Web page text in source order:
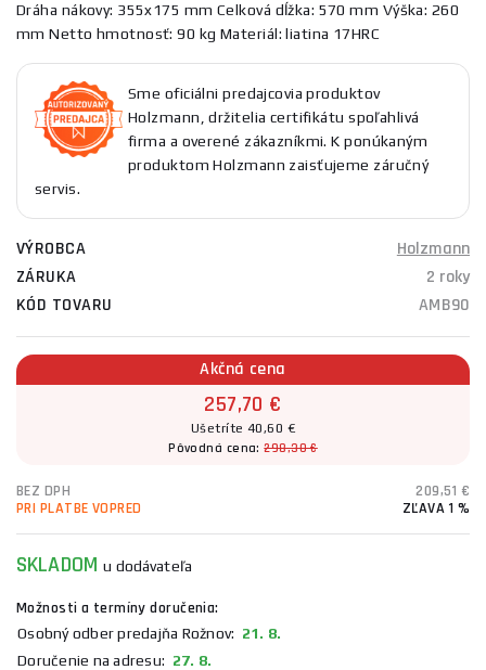
Dráha nákovy: 355x175 mm Celková dĺžka: 570 mm Výška: 260
mm Netto hmotnosť: 90 kg Materiál: liatina 17HRC
Sme oficiálni predajcovia produktov
Holzmann, držitelia certifikátu spoľahlivá
firma a overené zákazníkmi. K ponúkaným
produktom Holzmann zaisťujeme záručný
servis.
VÝROBCA
Holzmann
ZÁRUKA
2 roky
KÓD TOVARU
AMB90
Akčná cena
257,70 €
Ušetríte 40,60 €
Pôvodná cena:298,30 €
BEZ DPH
209,51 €
PRI PLATBE VOPRED
ZĽAVA 1 %
SKLADOMu dodávateľa
Možnosti a termíny doručenia:
Osobný odber predajňa Rožnov: 21. 8.
Doručenie na adresu: 27. 8.